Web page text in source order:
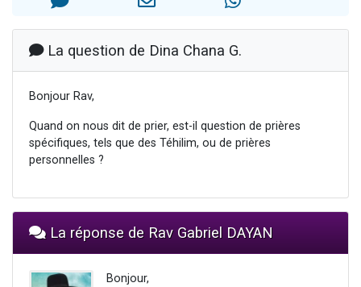
La question de Dina Chana G.
Bonjour Rav,
Quand on nous dit de prier, est-il question de prières
spécifiques, tels que des Téhilim, ou de prières
personnelles ?
La réponse de Rav Gabriel DAYAN
Bonjour,